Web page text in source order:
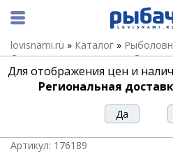
lovisnami.ru » Каталог »
Силиконовые приманки»
Силиконовые приманки Narval
приманки Narval Choppy Tail
Мягкие приманки
23cm #015-Pepper/
Артикул: 176189
Для отображения цен и
Региональная